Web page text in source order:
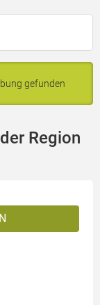
gefunden
Region